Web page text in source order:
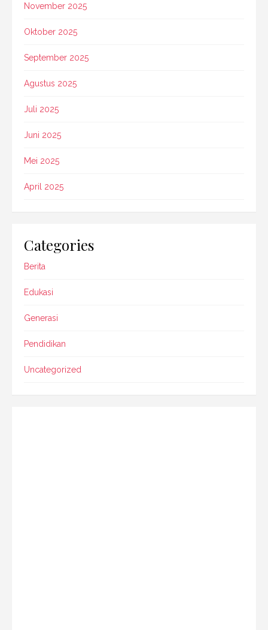
November 2025
Oktober 2025
September 2025
Agustus 2025
Juli 2025
Juni 2025
Mei 2025
April 2025
Categories
Berita
Edukasi
Generasi
Pendidikan
Uncategorized